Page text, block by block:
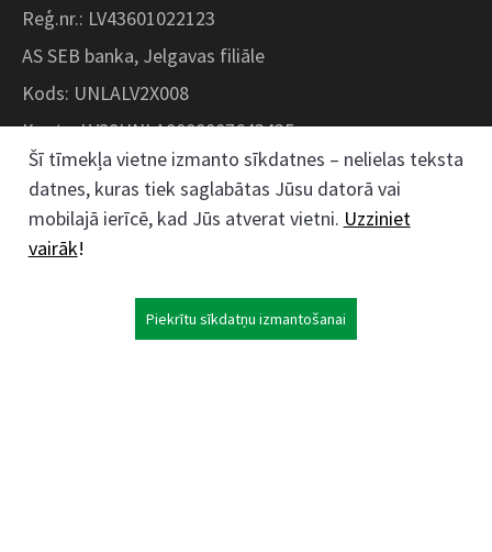
Reģ.nr.: LV43601022123
AS SEB banka, Jelgavas filiāle
Kods: UNLALV2X008
Konts: LV28UNLA0008007643435
Kokaudzētavas iela 1, Zaļenieki, Zaļenieku
pagasts, Jelgavas novads, LV- 3011, Latvija
Šī tīmekļa vietne izmanto sīkdatnes – nelielas teksta
datnes, kuras tiek saglabātas Jūsu datorā vai
mobilajā ierīcē, kad Jūs atverat vietni. Uzziniet
vairāk!
Piekrītu sīkdatņu izmantošanai